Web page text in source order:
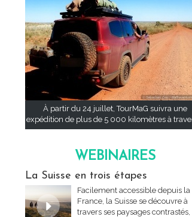
À partir du 24 juillet, TourMaG suivra une
expédition de plus de 5 000 kilomètres à
WEBINAIRES
La Suisse en trois étapes
Facilement accessible depuis la
France, la Suisse se découvre à
travers ses paysages contrastés,